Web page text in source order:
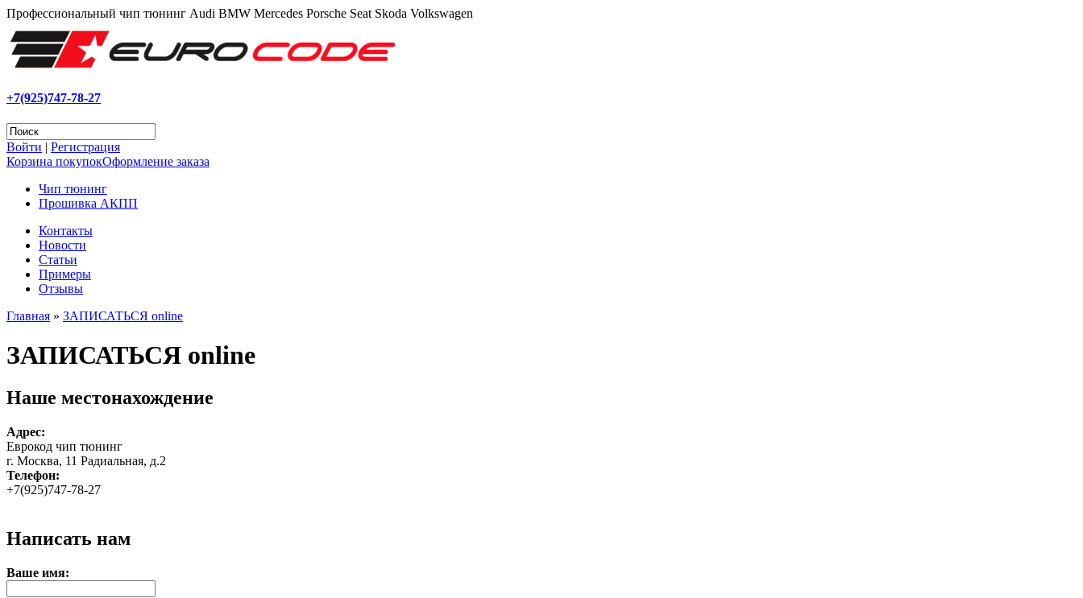
Профессиональный чип тюнинг Audi BMW Mercedes Porsche Seat Skoda Volkswagen
+7(925)747-78-27
Войти | Регистрация
Корзина покупокОформление заказа
Чип тюнинг
Прошивка АКПП
Контакты
Новости
Статьи
Примеры
Отзывы
Главная » ЗАПИСАТЬСЯ online
ЗАПИСАТЬСЯ online
Наше местонахождение
Адрес:
Еврокод чип тюнинг
г. Москва, 11 Радиальная, д.2
Телефон:
+7(925)747-78-27
Написать нам
Ваше имя: